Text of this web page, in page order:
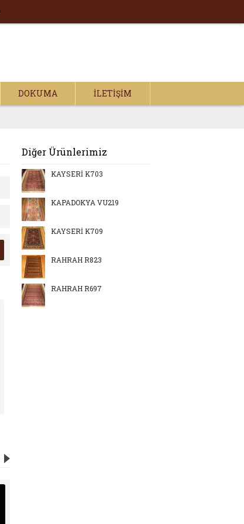
DOKUMA İLETIŞIM
Diğer Ürünlerimiz
KAYSERİ K703
KAPADOKYA VU219
KAYSERİ K709
RAHRAH R823
RAHRAH R697